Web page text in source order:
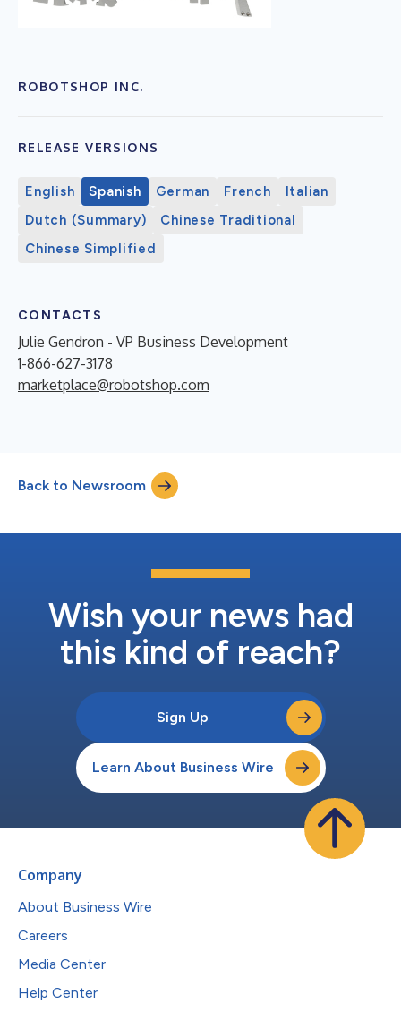
ROBOTSHOP INC.
RELEASE VERSIONS
English Spanish German French
Italian
Dutch (Summary)
Chinese Traditional
Chinese Simplified
CONTACTS
Julie Gendron - VP Business Development
1-866-627-3178
marketplace@robotshop.com
Back to Newsroom
Wish your news had
this kind of reach?
Sign Up
Learn About Business Wire
Company
About Business Wire
Careers
Media Center
Help Center